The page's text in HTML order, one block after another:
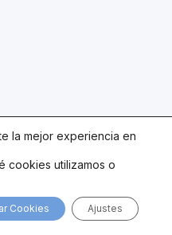
la mejor experiencia en
cookies utilizamos o
Cookies Ajustes